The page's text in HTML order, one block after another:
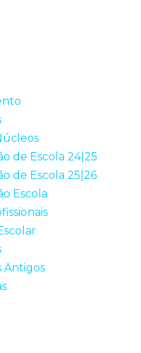
de Escola 24|25
de Escola 25|26
Escola
Antigos